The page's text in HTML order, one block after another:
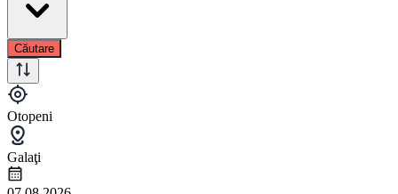
Căutare
Otopeni
Galaţi